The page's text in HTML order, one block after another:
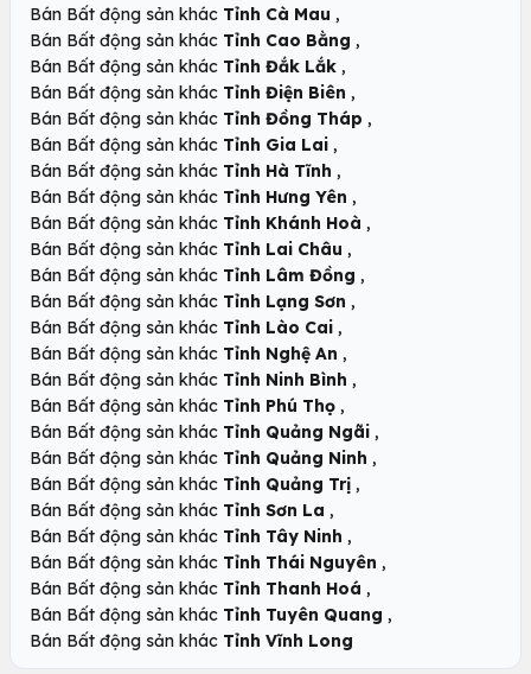
Bán Bất động sản khác Tỉnh Cà Mau ,
Bán Bất động sản khác Tỉnh Cao Bằng ,
Bán Bất động sản khác Tỉnh Đắk Lắk ,
Bán Bất động sản khác Tỉnh Điện Biên ,
Bán Bất động sản khác Tỉnh Đồng Tháp ,
Bán Bất động sản khác Tỉnh Gia Lai ,
Bán Bất động sản khác Tỉnh Hà Tĩnh ,
Bán Bất động sản khác Tỉnh Hưng Yên ,
Bán Bất động sản khác Tỉnh Khánh Hoà ,
Bán Bất động sản khác Tỉnh Lai Châu ,
Bán Bất động sản khác Tỉnh Lâm Đồng ,
Bán Bất động sản khác Tỉnh Lạng Sơn ,
Bán Bất động sản khác Tỉnh Lào Cai ,
Bán Bất động sản khác Tỉnh Nghệ An ,
Bán Bất động sản khác Tỉnh Ninh Bình ,
Bán Bất động sản khác Tỉnh Phú Thọ ,
Bán Bất động sản khác Tỉnh Quảng Ngãi ,
Bán Bất động sản khác Tỉnh Quảng Ninh ,
Bán Bất động sản khác Tỉnh Quảng Trị ,
Bán Bất động sản khác Tỉnh Sơn La ,
Bán Bất động sản khác Tỉnh Tây Ninh ,
Bán Bất động sản khác Tỉnh Thái Nguyên ,
Bán Bất động sản khác Tỉnh Thanh Hoá ,
Bán Bất động sản khác Tỉnh Tuyên Quang ,
Bán Bất động sản khác Tỉnh Vĩnh Long